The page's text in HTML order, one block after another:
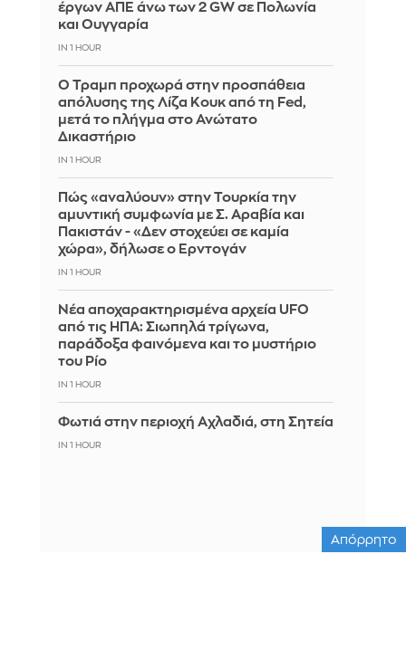
έργων ΑΠΕ άνω των 2 GW σε Πολωνία
και Ουγγαρία
IN 1 HOUR
Ο Τραμπ προχωρά στην προσπάθεια
απόλυσης της Λίζα Κουκ από τη Fed,
μετά το πλήγμα στο Ανώτατο
Δικαστήριο
IN 1 HOUR
Πώς «αναλύουν» στην Τουρκία την
αμυντική συμφωνία με Σ. Αραβία και
Πακιστάν - «Δεν στοχεύει σε καμία
χώρα», δήλωσε ο Ερντογάν
IN 1 HOUR
Νέα αποχαρακτηρισμένα αρχεία UFO
από τις ΗΠΑ: Σιωπηλά τρίγωνα,
παράδοξα φαινόμενα και το μυστήριο
του Ρίο
IN 1 HOUR
Φωτιά στην περιοχή Αχλαδιά, στη Σητεία
IN 1 HOUR
Απόρρητο